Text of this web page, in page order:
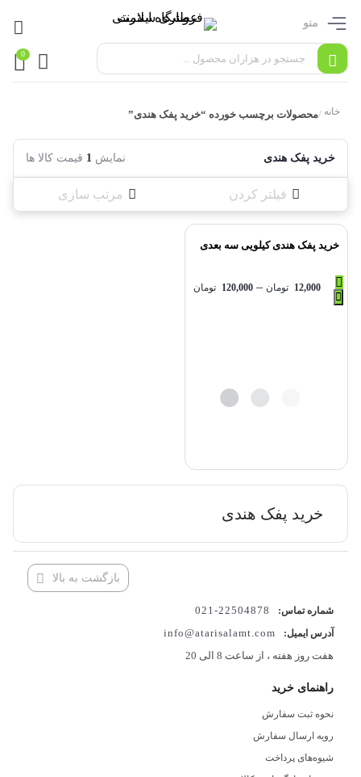
منو
0
خانه /محصولات برچسب خورده “خرید پفک هندی”
خرید پفک هندی نمایش 1 قیمت کالا ها
فیلتر کردن مرتب سازی
خرید پفک هندی کیلویی سه بعدی
12,000 تومان –
120,000 تومان
خرید پفک هندی
بازگشت به بالا
شماره تماس: 22504878-021
آدرس ایمیل:
info@atarisalamt.com
هفت روز هفته ، از ساعت 8 الی 20
راهنمای خرید
نحوه ثبت سفارش
رویه ارسال سفارش
شیوه‌های پرداخت